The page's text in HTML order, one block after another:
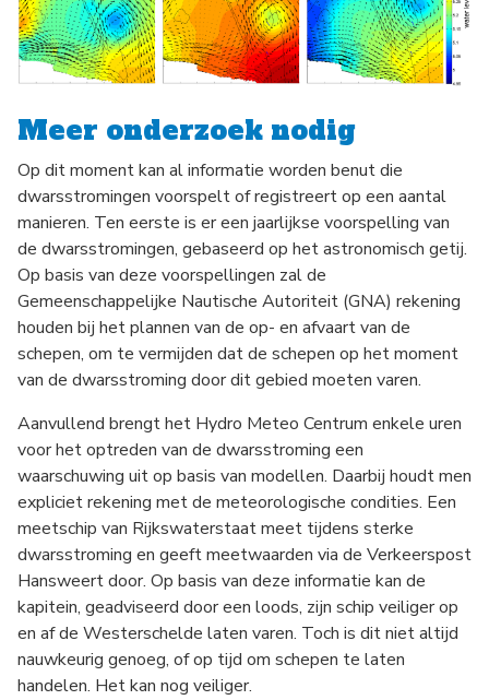
Meer onderzoek nodig
Op dit moment kan al informatie worden benut die
dwarsstromingen voorspelt of registreert op een aantal
manieren. Ten eerste is er een jaarlijkse voorspelling van
de dwarsstromingen, gebaseerd op het astronomisch getij.
Op basis van deze voorspellingen zal de
Gemeenschappelijke Nautische Autoriteit (GNA) rekening
houden bij het plannen van de op- en afvaart van de
schepen, om te vermijden dat de schepen op het moment
van de dwarsstroming door dit gebied moeten varen.
Aanvullend brengt het Hydro Meteo Centrum enkele uren
voor het optreden van de dwarsstroming een
waarschuwing uit op basis van modellen. Daarbij houdt men
expliciet rekening met de meteorologische condities. Een
meetschip van Rijkswaterstaat meet tijdens sterke
dwarsstroming en geeft meetwaarden via de Verkeerspost
Hansweert door. Op basis van deze informatie kan de
kapitein, geadviseerd door een loods, zijn schip veiliger op
en af de Westerschelde laten varen. Toch is dit niet altijd
nauwkeurig genoeg, of op tijd om schepen te laten
handelen. Het kan nog veiliger.